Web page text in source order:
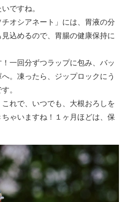
ですね。
オシアネート」には、胃液の分
込めるので、胃腸の健康保持に
一回分ずつラップに包み、バッ
。凍ったら、ジップロックにう
。
れで、いつでも、大根おろしを
ゃいますね！１ヶ月ほどは、保